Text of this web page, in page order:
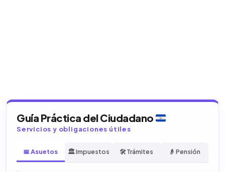
Guía Práctica del Ciudadano
Servicios y obligaciones útiles
📅 Asuetos 🏛️ Impuestos 🛠️ Trámites 👴 Pensión